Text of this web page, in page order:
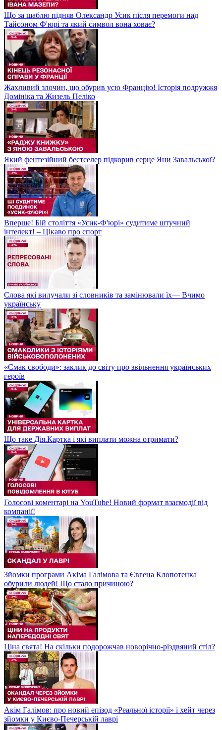
Що за шаблю підняв Олександр Усик після перемоги над
Тайсоном Ф'юрі та який символ вона ховає?
Жахливий злочин, що обурив усю Францію! Історія подружжя
Домініка та Жизель Пеліко
Який фентезійний бестселер підкорив серце Яни Завальської?
Вперше! Бій століття «Усик-Ф'юрі» судитиме штучний
інтелект! – Цікаво про спорт
Слова які вилучали зі словників та замінювали їх— Вчимо
українську
«Смак свободи»: заклик до світу про звільнення українських
героїв
Що таке Дія.Картка і які виплати можна отримати?
Голосові коментарі на YouTube! Новий формат взаємодії від
компанії!
Зйомки програми Акіма Галімова та Євгена Клопотенка
обурили людей! Що стало причиною?
Ціна свята! На скільки подорожчав новорічно-різдвяний стіл?
Акім Галімов: про новий епізод «Реальної історії» і хейт через
зйомки у Києво-Печерській лаврі